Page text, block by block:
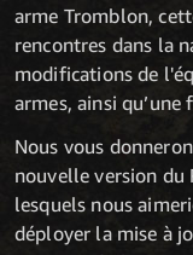
arme Tromblon,
rencontres dans la
modifications de
armes, ainsi
Nous vous
nouvelle version du
lesquels nous
déployer la mise à